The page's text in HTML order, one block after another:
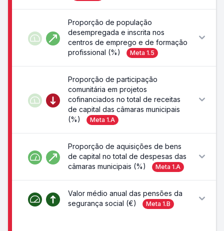
Proporção de população
desempregada e inscrita nos
centros de emprego e de formação
profissional (%)
Meta 1.5
Proporção de participação
comunitária em projetos
cofinanciados no total de receitas
de capital das câmaras municipais
(%)
Meta 1.A
Proporção de aquisições de bens
de capital no total de despesas das
câmaras municipais (%)
Meta 1.A
Valor médio anual das pensões da
segurança social (€)
Meta 1.B